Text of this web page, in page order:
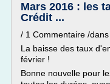
Mars 2016 : les
Crédit ...
/ 1 Commentaire /
La baisse des taux
février !
Bonne nouvelle pour